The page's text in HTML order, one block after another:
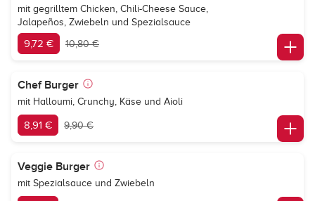
mit gegrilltem Chicken, Chili-Cheese Sauce,
Jalapeños, Zwiebeln und Spezialsauce
9,72 € 10,80 €
Chef Burger
mit Halloumi, Crunchy, Käse und Aioli
8,91 € 9,90 €
Veggie Burger
mit Spezialsauce und Zwiebeln